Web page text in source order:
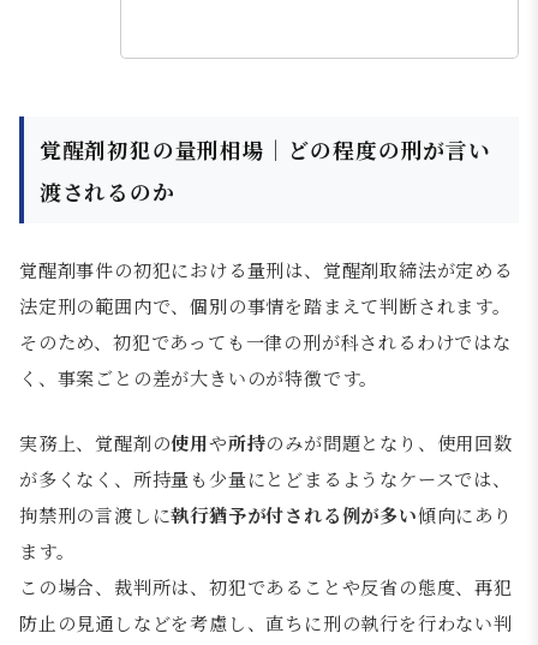
覚醒剤初犯の量刑相場｜どの程度の刑が言い
渡されるのか
覚醒剤事件の初犯における量刑は、覚醒剤取締法が定める
法定刑の範囲内で、個別の事情を踏まえて判断されます。
そのため、初犯であっても一律の刑が科されるわけではな
く、事案ごとの差が大きいのが特徴です。
実務上、覚醒剤の使用や所持のみが問題となり、使用回数
が多くなく、所持量も少量にとどまるようなケースでは、
拘禁刑の言渡しに執行猶予が付される例が多い傾向にあり
ます。
この場合、裁判所は、初犯であることや反省の態度、再犯
防止の見通しなどを考慮し、直ちに刑の執行を行わない判